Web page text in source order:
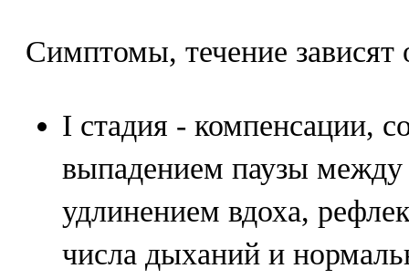
Симптомы, течение зависят
I стадия - компенсации,
выпадением паузы
удлинением вдоха,
числа дыханий и